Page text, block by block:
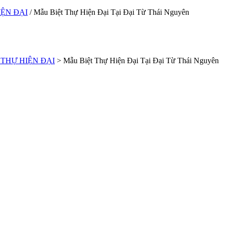
ĐẠI / Mẫu Biệt Thự Hiện Đại Tại Đại Từ Thái Nguyên
HIỆN ĐẠI > Mẫu Biệt Thự Hiện Đại Tại Đại Từ Thái Nguyên